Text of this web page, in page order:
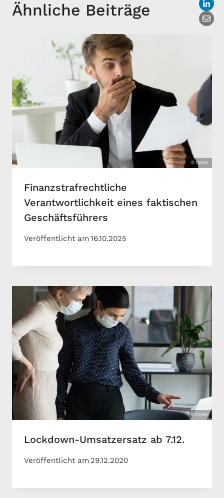
Ähnliche Beiträge
Finanzstrafrechtliche
Verantwortlichkeit eines faktischen
Geschäftsführers
Veröffentlicht am16.10.2025
Lockdown-Umsatzersatz ab 7.12.
Veröffentlicht am 29.12.2020